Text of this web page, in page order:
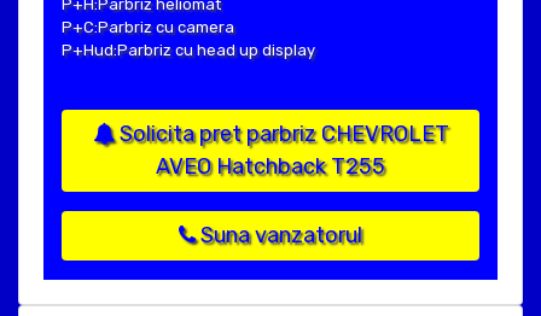
P+H:Parbriz heliomat
P+C:Parbriz cu camera
P+Hud:Parbriz cu head up display
Solicita pret parbriz CHEVROLET
AVEO Hatchback T255
Suna vanzatorul